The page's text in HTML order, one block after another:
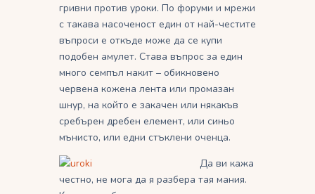
гривни против уроки. По форуми и мрежи
с такава насоченост един от най-честите
въпроси е откъде може да се купи
подобен амулет. Става въпрос за един
много семпъл накит – обикновено
червена кожена лента или промазан
шнур, на който е закачен или някакъв
сребърен дребен елемент, или синьо
мънисто, или едни стъклени оченца.
Да ви кажа
честно, не мога да я разбера тая мания.